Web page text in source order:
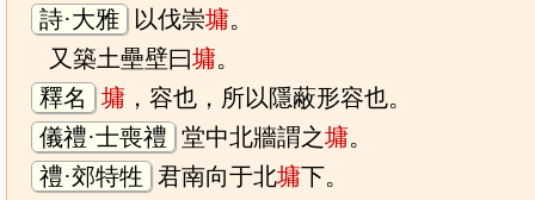
詩·大雅
以伐崇墉。
又築土壘壁曰墉。
釋名
墉 ，容也，所以隱蔽形容也。
儀禮·士喪禮 堂中北牆謂之墉。
禮·郊特牲 君南向于北墉下。